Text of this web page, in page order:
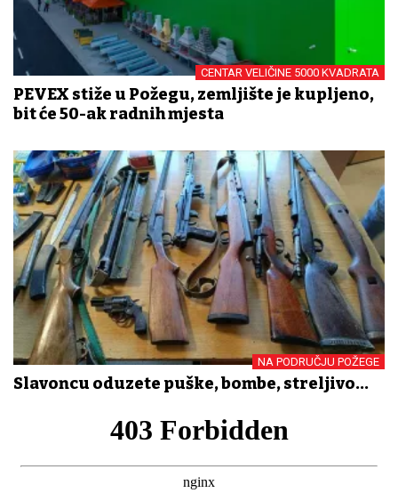
CENTAR VELIČINE 5000 KVADRATA
PEVEX stiže u Požegu, zemljište je kupljeno,
bit će 50-ak radnih mjesta
NA PODRUČJU POŽEGE
Slavoncu oduzete puške, bombe, streljivo...